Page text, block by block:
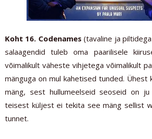
Koht 16. Codenames(tavaline ja
salaagendid tuleb oma paarilisele
võimalikult väheste vihjetega võimalikult
mänguga on mul kahetised tunded.
mäng, sest hullumeelseid seoseid on
teisest küljest ei tekita see mäng sellist
tunnet.